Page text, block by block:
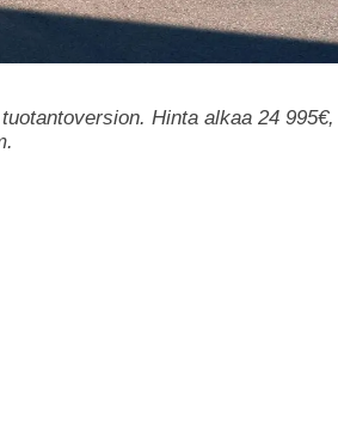
Hinta alkaa 24 995€,